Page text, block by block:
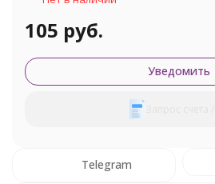
105 руб.
Уведомить
Telegram